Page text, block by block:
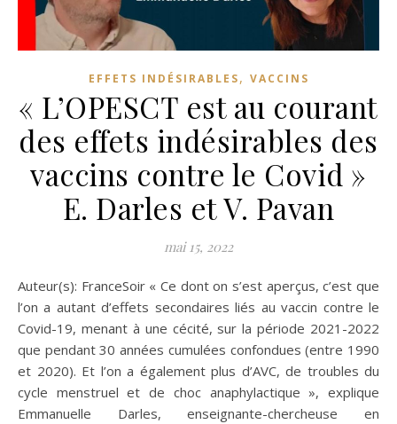
EFFETS INDÉSIRABLES, VACCINS
« L’OPESCT est au courant
des effets indésirables des
vaccins contre le Covid »
E. Darles et V. Pavan
mai 15, 2022
Auteur(s): FranceSoir « Ce dont on s’est aperçus, c’est que
l’on a autant d’effets secondaires liés au vaccin contre le
Covid-19, menant à une cécité, sur la période 2021-2022
que pendant 30 années cumulées confondues (entre 1990
et 2020). Et l’on a également plus d’AVC, de troubles du
cycle menstruel et de choc anaphylactique », explique
Emmanuelle Darles, enseignante-chercheuse en